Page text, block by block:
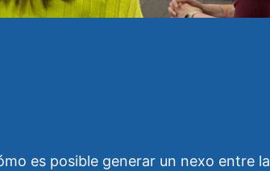
es posible generar un nexo entre la